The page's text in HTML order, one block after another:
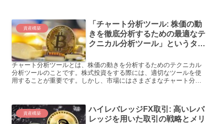
資産構築
「チャート分析ツール: 株価の動
きを徹底分析するための最適なテ
クニカル分析ツール」というタイ
チャート分析ツールとは、株価の動きを分析するためのテクニカル
分析ツールのことです。株式投資をする際には、適切なツールを使
用することが重要です。しかし、市場にはさまざまなチャート分析
資産構築
ハイレバレッジFX取引: 高いレバ
レッジを用いた取引の戦略とメリ